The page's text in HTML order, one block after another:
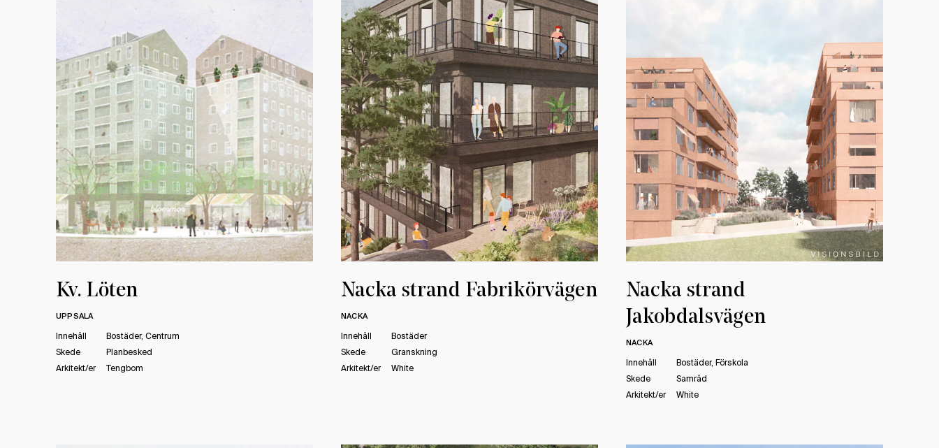
Kv. Löten
UPPSALA
Innehåll
Bostäder, Centrum
Skede
Planbesked
Arkitekt/er
Tengbom
Nacka strand Fabrikörvägen
NACKA
Innehåll
Bostäder
Skede
Granskning
Arkitekt/er
White
Nacka strand
Jakobdalsvägen
NACKA
Innehåll
Bostäder, Förskola
Skede
Samråd
Arkitekt/er
White